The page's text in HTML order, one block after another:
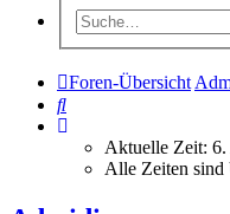
Foren-Übersicht
Suche
Aktuelle Zeit:
Alle Zeiten sind